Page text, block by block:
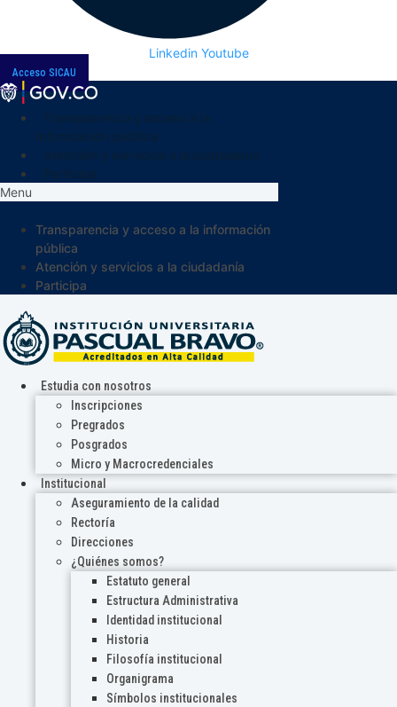
Linkedin Youtube
Acceso SICAU
Menu
Transparencia y acceso a la información
pública
Atención y servicios a la ciudadanía
Participa
Estudia con nosotros
Inscripciones
Pregrados
Posgrados
Micro y Macrocredenciales
Institucional
Aseguramiento de la calidad
Rectoría
Direcciones
¿Quiénes somos?
Estatuto general
Estructura Administrativa
Identidad institucional
Historia
Filosofía institucional
Organigrama
Símbolos institucionales